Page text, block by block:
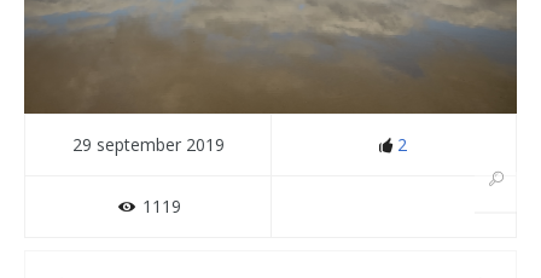
29 september 2019 2
1119